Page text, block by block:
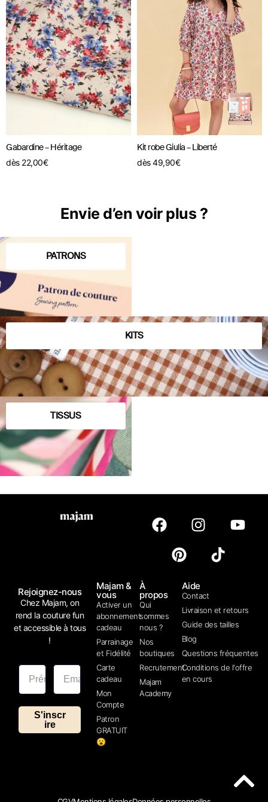
Gabardine – Héritage
dès 22,00€
Kit robe Giulia – Liberté
dès49,90€
Envie d’en voir plus ?
PATRONS
KITS
TISSUS
Aide
Contact
Livraison et retours
Guide des tailles
Blog
Questions fréquentes
Conditions de l'offre
en cours
À
propos
Qui
sommes
nous ?
Nos
boutiques
Recrutement
Majam
Academy
Majam &
vous
Activer un
abonnement
cadeau
Parrainage
et Fidélité
Carte
cadeau
Mon
Compte
Patron
GRATUIT
😮
Rejoignez-nous
Chez Majam, on
rend la couture fun
et accessible à tous
!
S'inscr
ire